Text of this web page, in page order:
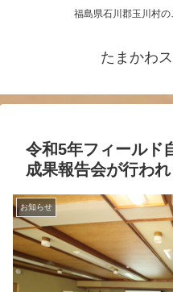
福島県石川郡玉川村
たまかわ
令和5年フィールド
成果報告会が行わ
お知らせ